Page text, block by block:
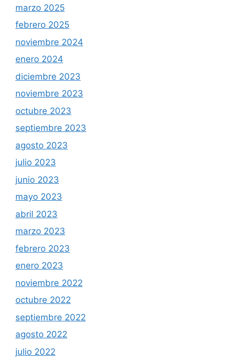
marzo 2025
febrero 2025
noviembre 2024
enero 2024
diciembre 2023
noviembre 2023
octubre 2023
septiembre 2023
agosto 2023
julio 2023
junio 2023
mayo 2023
abril 2023
marzo 2023
febrero 2023
enero 2023
noviembre 2022
octubre 2022
septiembre 2022
agosto 2022
julio 2022